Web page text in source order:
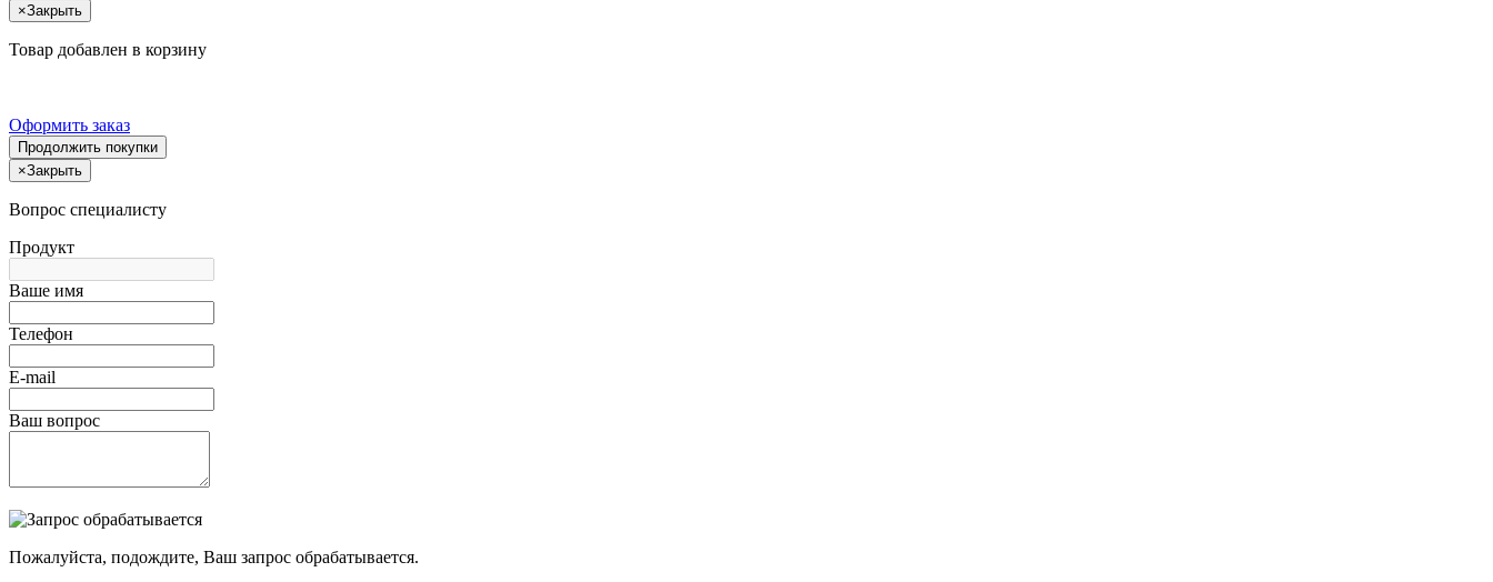
×Закрыть
Товар добавлен в корзину
Оформить заказ
Продолжить покупки
×Закрыть
Вопрос специалисту
Продукт
Ваше имя
Телефон
E-mail
Ваш вопрос
Пожалуйста, подождите, Ваш запрос обрабатывается.